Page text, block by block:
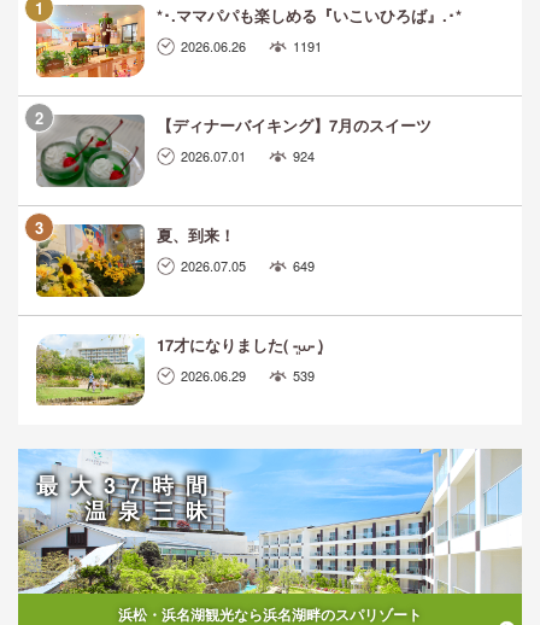
*･.ママパパも楽しめる『いこいひろば』.･*
2026.06.26 1191
【ディナーバイキング】7月のスイーツ
2026.07.01 924
夏、到来！
2026.07.05 649
17才になりました( ܸ-⩊- ܸ)
2026.06.29 539
最大37時間
温泉三昧
浜松・浜名湖観光なら浜名湖畔のスパリゾート